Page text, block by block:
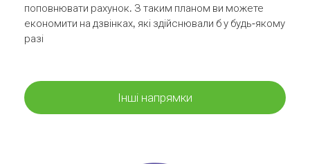
поповнювати рахунок. З таким планом ви можете
економити на дзвінках, які здійснювали б у будь-якому
разі
Інші напрямки